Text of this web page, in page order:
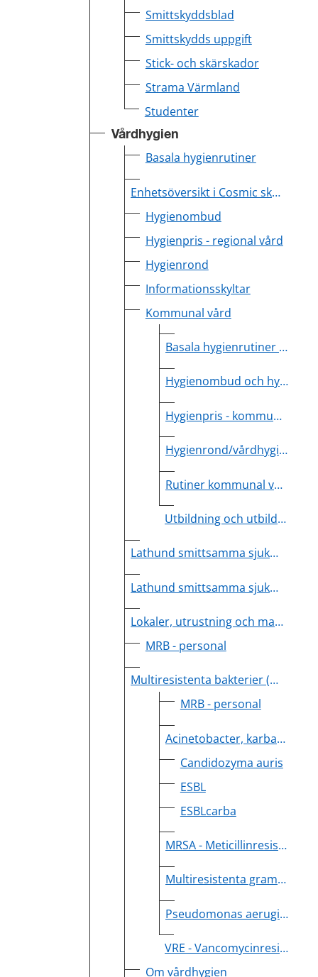
Smittskyddsblad
Smittskydds uppgift
Stick- och skärskador
Strama Värmland
Studenter
Vårdhygien
Basala hygienrutiner
Enhetsöversikt i Cosmic ska sparas
Hygienombud
Hygienpris - regional vård
Hygienrond
Informationsskyltar
Kommunal vård
Basala hygienrutiner och HALT kommunal vård
Hygienombud och hygienansvarig sjuksköterska kommunal vård
Hygienpris - kommunal vård
Hygienrond/vårdhygienisk egenkontroll kommunal vård
Rutiner kommunal vård
Utbildning och utbildningsmaterial kommunal vård
Lathund smittsamma sjukdomar inom slutenvården
Lathund smittsamma sjukdomar inom öppenvården
Lokaler, utrustning och material
MRB - personal
Multiresistenta bakterier (MRB)
MRB - personal
Acinetobacter, karbapenemresistenta
Candidozyma auris
ESBL
ESBLcarba
MRSA - Meticillinresistenta gula stafylokocker
Multiresistenta gramnegativa bakterier (ej ESBL eller ESBLcarba)
Pseudomonas aeruginosa, multiresistent
VRE - Vancomycinresistenta enterokocker
Om vårdhygien